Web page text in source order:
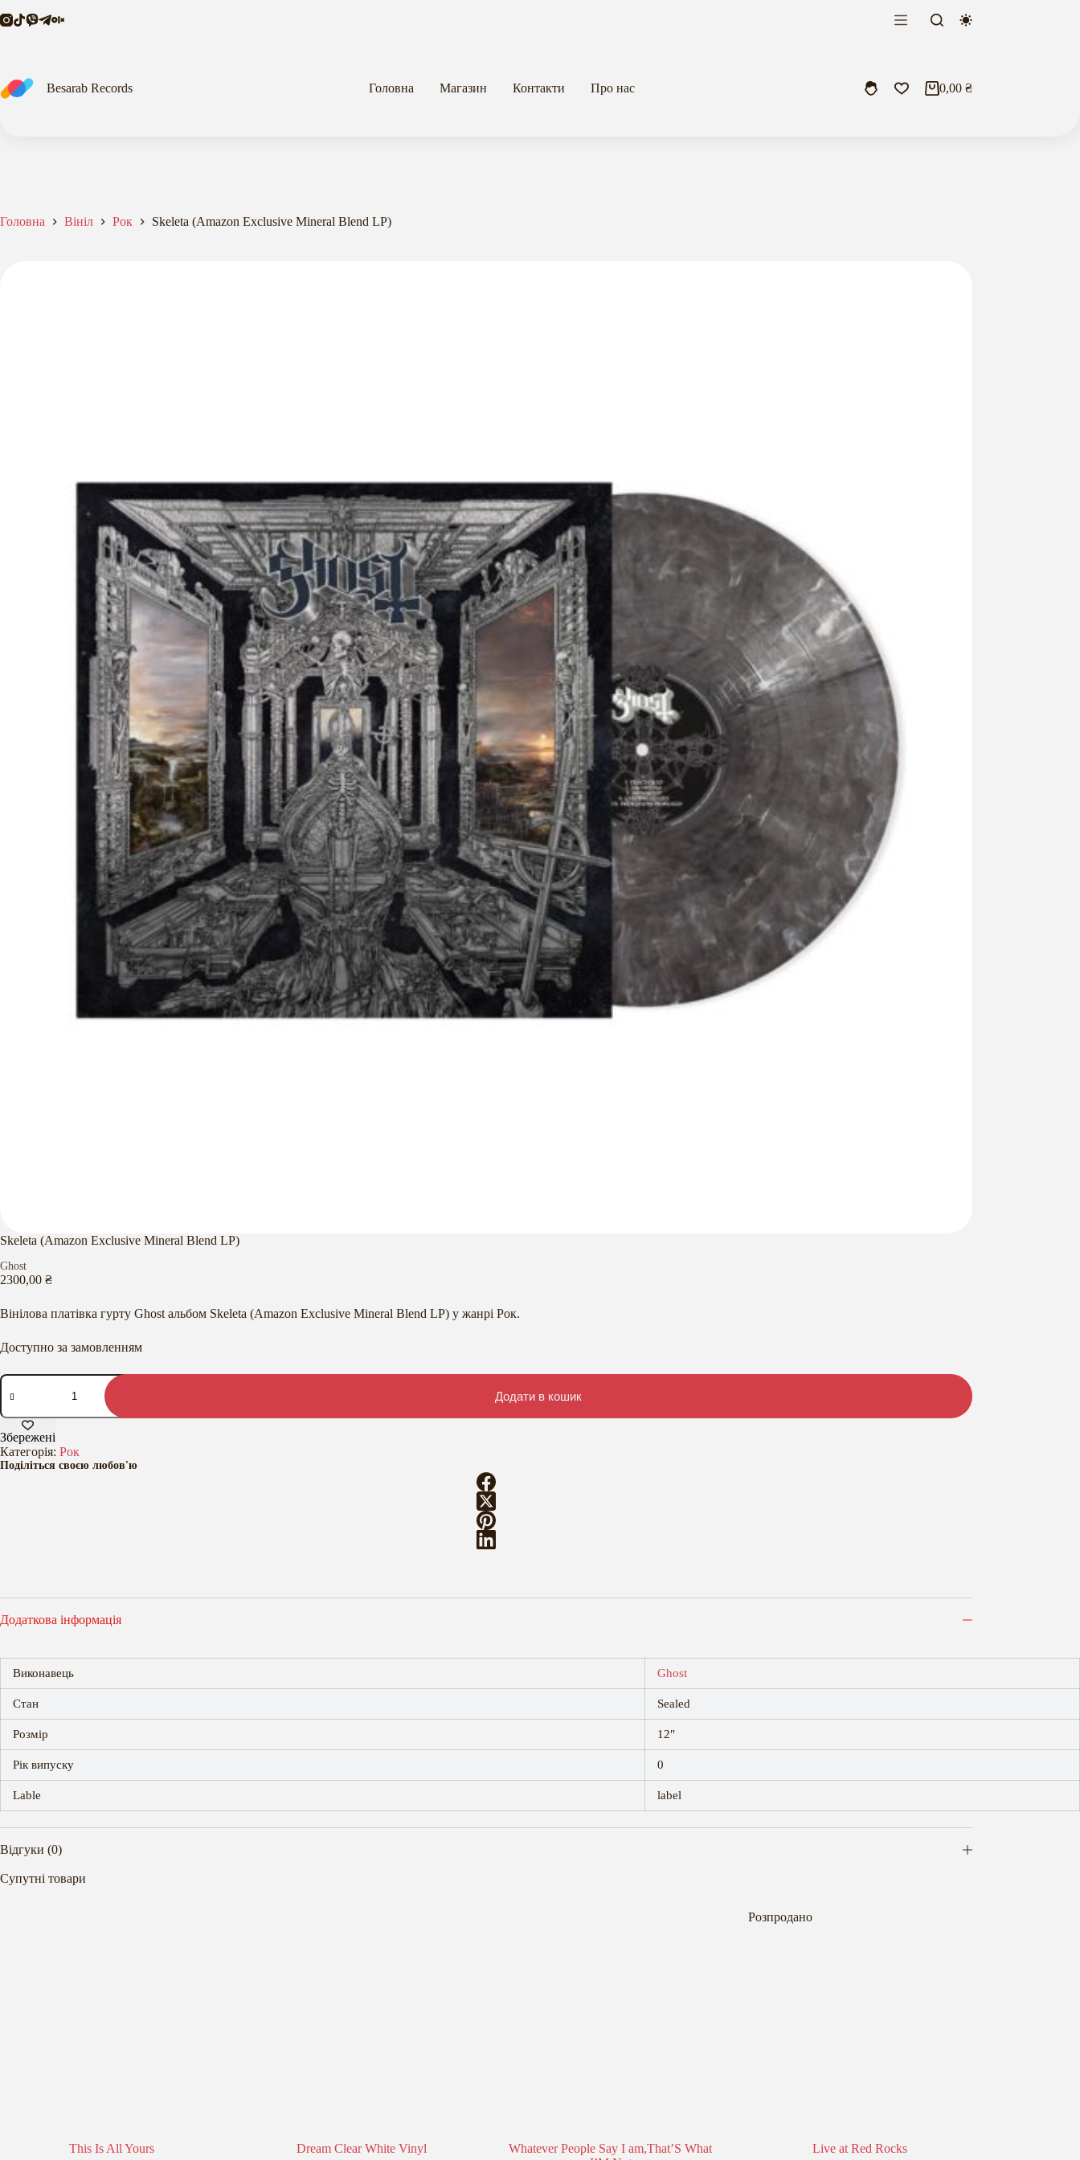
до
Besarab Records Головна Магазин Контакти Про нас Кошик
0,00 ₴
Головна Вініл Рок Skeleta (Amazon Exclusive Mineral Blend LP)
Skeleta (Amazon Exclusive Mineral Blend LP)
Ghost
2300,00 ₴
Вінілова платівка гурту Ghost альбом Skeleta (Amazon Exclusive Mineral Blend LP) у жанрі Рок.
Доступно за замовленням
Skeleta
(Amazon
Mineral
Blend
LP)
кількість
Додати в кошик
Збережені
Категорія: Рок
Поділіться своєю любов'ю
Додаткова інформація
Виконавець Ghost
Стан Sealed
Розмір 12"
Рік випуску 0
Lable label
Відгуки (0)
Супутні товари
This Is All Yours Dream Clear White Vinyl
Whatever People Say I am,That’S What
Розпродано
Live at Red Rocks